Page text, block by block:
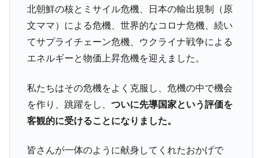
ドを掲げる「在韓反米勢力」
『Money1』
韓国政府「2035年までに18.4GW規模のAIデ
ータセンター整備」⇒ だから無理だってば。
『Money1』
JPモルガン「韓国レバレッジETFの清算は
『Money1』
韓国『国民年金公団』株価暴落で200兆蒸
発。
『Money1』
韓国政府「ニセＫ-ブランドを通報しようキ
『Money1』
韓国「橋が落ちました」⇒ 耐久性「なさす
北朝鮮の核とミサイル危機、日本の輸出規制（原
文ママ）による危機、世界的なコロナ危機、続い
てサプライチェーン危機、ウクライナ戦争による
エネルギーと物価上昇危機を迎えました。
私たちはその危機をよく克服し、危機の中で機会
を作り、跳躍をし、 ついに先導国家という評価を
客観的に受けることになりました。
皆さんが一体のように献身してくれたおかげで